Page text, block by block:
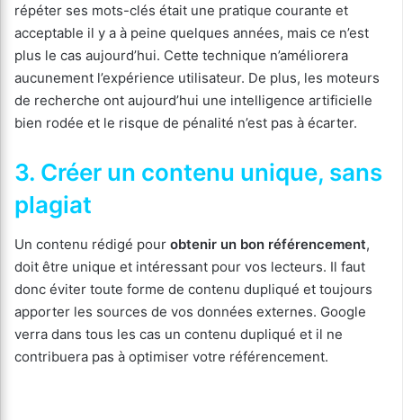
répéter ses mots-clés était une pratique courante et
acceptable il y a à peine quelques années, mais ce n’est
plus le cas aujourd’hui. Cette technique n’améliorera
aucunement l’expérience utilisateur. De plus, les moteurs
de recherche ont aujourd’hui une intelligence artificielle
bien rodée et le risque de pénalité n’est pas à écarter.
3. Créer un contenu unique, sans
plagiat
Un contenu rédigé pour obtenir un bon référencement,
doit être unique et intéressant pour vos lecteurs. Il faut
donc éviter toute forme de contenu dupliqué et toujours
apporter les sources de vos données externes. Google
verra dans tous les cas un contenu dupliqué et il ne
contribuera pas à optimiser votre référencement.